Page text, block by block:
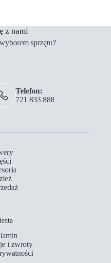
z nami
sprzętu?
Telefon:
721 833 888
i zwroty